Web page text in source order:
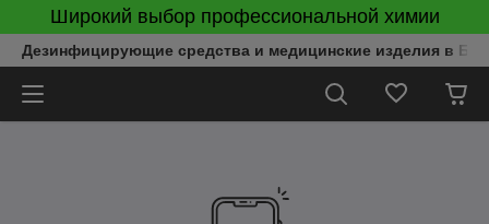
Широкий выбор профессиональной химии
Дезинфицирующие средства и медицинские изделия в